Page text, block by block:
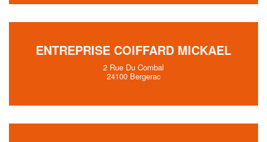
ENTREPRISE COIFFARD MICKAEL
2 Rue Du Combal
24100 Bergerac